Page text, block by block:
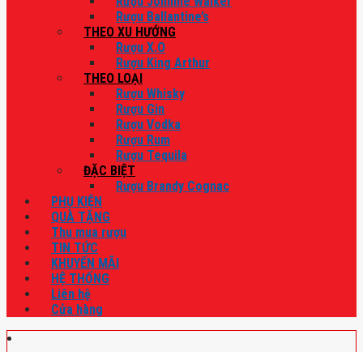
Rượu Ballantine’s
THEO XU HƯỚNG
Rượu X.O
Rượu King Arthur
THEO LOẠI
Rượu Whisky
Rượu Gin
Rượu Vodka
Rượu Rum
Rượu Tequila
ĐẶC BIỆT
Rượu Brandy Cognac
PHỤ KIỆN
QUÀ TẶNG
Thu mua rượu
TIN TỨC
KHUYẾN MÃI
HỆ THỐNG
Liên hệ
Cửa hàng